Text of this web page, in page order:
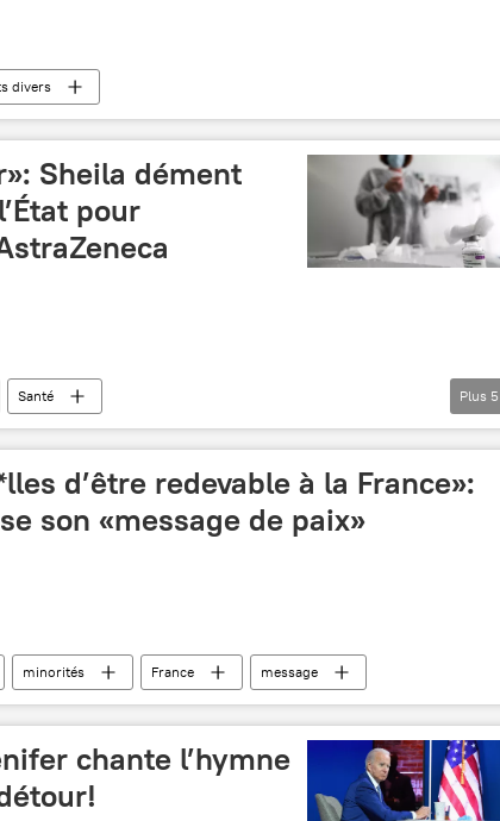
divers
Sheila dément
pour
Santé
communication
campagne médiatique
Plus 5
d’être redevable à la France»:
son «message de paix»
minorités France message
chante l’hymne